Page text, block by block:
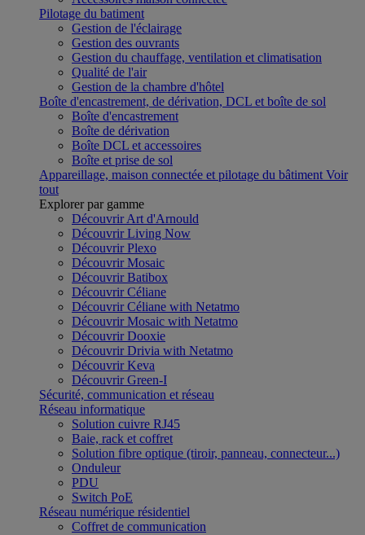
Pilotage du batiment
Gestion de l'éclairage
Gestion des ouvrants
Gestion du chauffage, ventilation et climatisation
Qualité de l'air
Gestion de la chambre d'hôtel
Boîte d'encastrement, de dérivation, DCL et boîte de sol
Boîte d'encastrement
Boîte de dérivation
Boîte DCL et accessoires
Boîte et prise de sol
Appareillage, maison connectée et pilotage du bâtiment Voir
tout
Explorer par gamme
Découvrir Art d'Arnould
Découvrir Living Now
Découvrir Plexo
Découvrir Mosaic
Découvrir Batibox
Découvrir Céliane
Découvrir Céliane with Netatmo
Découvrir Mosaic with Netatmo
Découvrir Dooxie
Découvrir Drivia with Netatmo
Découvrir Keva
Découvrir Green-I
Sécurité, communication et réseau
Réseau informatique
Solution cuivre RJ45
Baie, rack et coffret
Solution fibre optique (tiroir, panneau, connecteur...)
Onduleur
PDU
Switch PoE
Réseau numérique résidentiel
Coffret de communication